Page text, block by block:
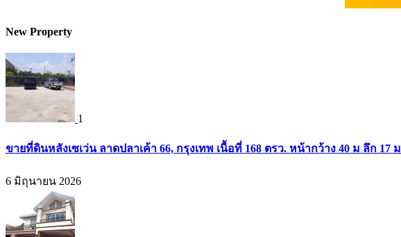
New Property
1
ขายที่ดินหลังเซเว่น ลาดปลาเค้า 66, กรุงเทพ เนื้อที่ 168 ตรว. หน้ากว้าง 40 ม ลึก 17 ม
6 มิถุนายน 2026